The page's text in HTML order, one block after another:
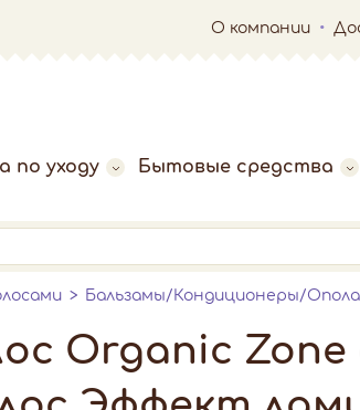
О компании
по уходу Бытовые средства
Бальзамы/Кондиционеры/
Organic Zone